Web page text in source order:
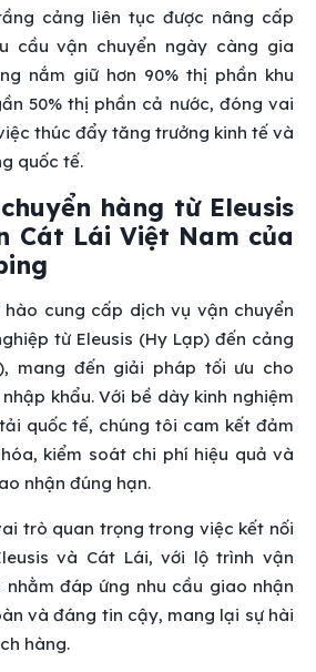
cảng liên tục được nâng cấp
cầu vận chuyển ngày càng gia
nắm giữ hơn 90% thị phần khu
50% thị phần cả nước, đóng vai
thúc đẩy tăng trưởng kinh tế và
quốc tế.
hàng từ Eleusis
Cát Lái Việt Nam của
hào cung cấp dịch vụ vận chuyển
từ Eleusis (Hy Lạp) đến cảng
mang đến giải pháp tối ưu cho
khẩu. Với bề dày kinh nghiệm
quốc tế, chúng tôi cam kết đảm
kiểm soát chi phí hiệu quả và
nhận đúng hạn.
trò quan trọng trong việc kết nối
và Cát Lái, với lộ trình vận
nhằm đáp ứng nhu cầu giao nhận
và đáng tin cậy, mang lại sự hài
hàng.